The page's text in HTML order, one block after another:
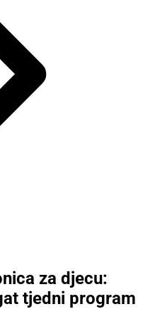
za djecu:
tjedni program